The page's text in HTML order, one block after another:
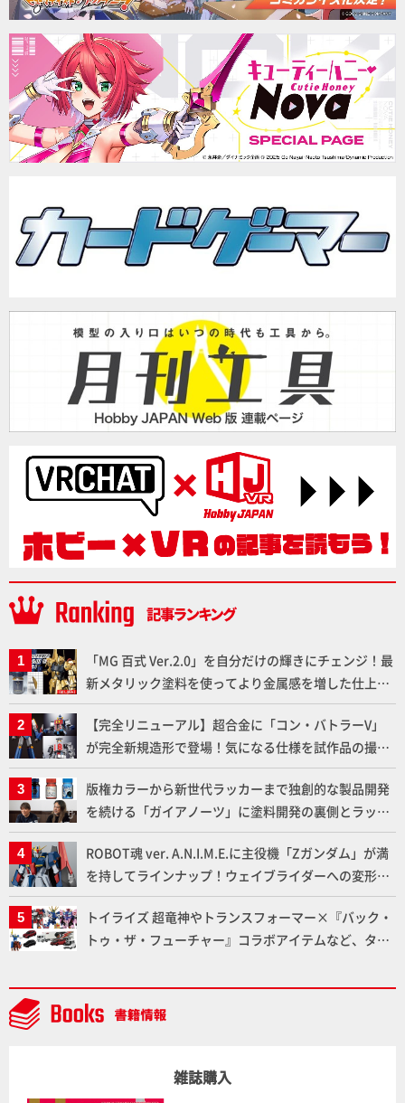
「MG 百式 Ver.2.0」を自分だけの輝きにチェンジ！最
新メタリック塗料を使ってより金属感を増した仕上が
りに!!【試し読み】
【完全リニューアル】超合金に「コン・バトラーV」
が完全新規造形で登場！気になる仕様を試作品の撮り
下ろしでご紹介!!さらに「大鉄人17」＆「ワンエイ
ト」セット情報もお届け！【超合金の魂】
版権カラーから新世代ラッカーまで独創的な製品開発
を続ける「ガイアノーツ」に塗料開発の裏側とラッカ
ー塗料の未来についてインタビュー！
ROBOT魂 ver. A.N.I.M.E.に主役機「Zガンダム」が満
を持してラインナップ！ウェイブライダーへの変形、
劇中どおりのプロポーションを再現【機動戦士Zガン
ダム】
トイライズ 超竜神やトランスフォーマー×『バック・
トゥ・ザ・フューチャー』コラボアイテムなど、タカ
NEWITEM】
雑誌購入